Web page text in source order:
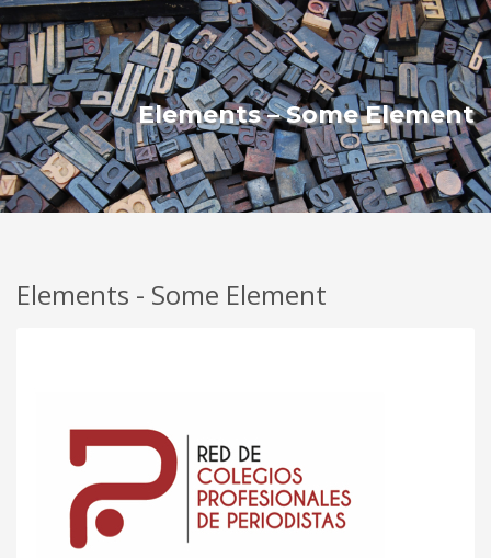
Elements – Some Element
Elements - Some Element